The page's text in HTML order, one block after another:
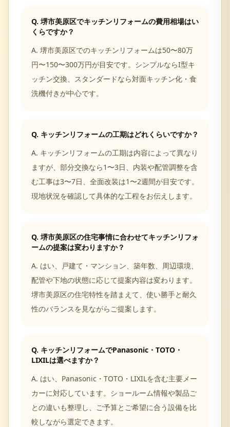
Q. 堺市美原区でキッチンリフォームの費用相場はい
くらですか？
A. 堺市美原区でのキッチンリフォームは50〜80万
円〜150〜300万円が目安です。シンプルならI型キ
ッチン交換、スタンダードなら対面キッチン化・食
洗機付きが中心です。
Q. キッチンリフォームの工期はどれくらいですか？
A. キッチンリフォームの工期は内容によって異なり
ますが、部分交換なら1〜3日、内装や配管調整を含
む工事は3〜7日、全面改装は1〜2週間が目安です。
現地状況を確認して具体的な工程をお伝えします。
Q. 堺市美原区の住宅事情に合わせてキッチンリフォ
ームの提案は変わりますか？
A. はい、戸建て・マンション、築年数、周辺環境、
配管や下地の状態に応じて提案内容は変わります。
堺市美原区の住宅特性を踏まえて、使い勝手と耐久
性のバランスを見ながらご提案します。
Q. キッチンリフォームでPanasonic・TOTO・
LIXILは選べますか？
A. はい、Panasonic・TOTO・LIXILを含む主要メー
カーに対応しています。ショールーム情報や製品ご
との違いも整理し、ご予算とご希望に合う設備を比
較しながら選定できます。